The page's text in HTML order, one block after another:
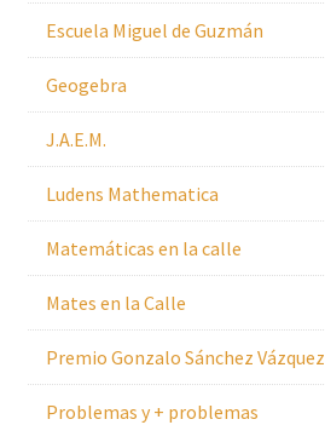
Escuela Miguel de Guzmán
Geogebra
J.A.E.M.
Ludens Mathematica
Matemáticas en la calle
Mates en la Calle
Premio Gonzalo Sánchez Vázquez
Problemas y + problemas